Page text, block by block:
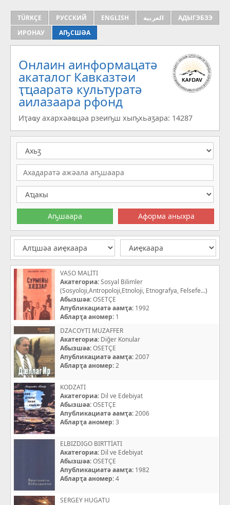
TÜRKÇE РУССКИЙ ENGLISH العربية
АДЫГЭБЗЭ
ИРОНАУ
АҦСШӘА
Онлаин аинформацатә
aкаталог Кавказтәи
ҭҵааратә культуратә
аилазаара рфонд
Иҭаҩу ахархәаҩцәа рзеиҧш хыҧхьаӡара: 14287
VASO MALİTI
Акатегориа:Sosyal Bilimler
(Sosyoloji,Antropoloji,Etnoloji, Etnografya, Felsefe...)
Абызшәа:OSETÇE
Апубликациатә аамҭа: 1992
Абларҭа аномер: 1
DZACOYTI MUZAFFER
Акатегориа: Diğer Konular
Абызшәа:OSETÇE
Апубликациатә аамҭа:2007
Абларҭа аномер:2
KODZATİ
Акатегориа: Dil ve Edebiyat
Абызшәа:OSETÇE
Апубликациатә аамҭа:2006
Абларҭа аномер:3
ELBIZDIGO BIRTTİATI
Акатегориа: Dil ve Edebiyat
Абызшәа:OSETÇE
Апубликациатә аамҭа: 1982
Абларҭа аномер:4
SERGEY HUGATU